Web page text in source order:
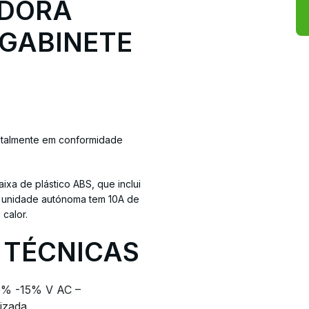
em conformidade
de plástico ABS, que inclui
autónoma tem 10A de
-15% V AC –